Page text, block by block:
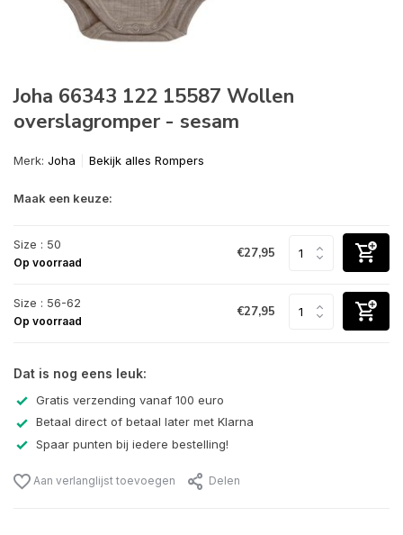
Joha 66343 122 15587 Wollen
overslagromper - sesam
Merk: Joha Bekijk alles Rompers
Maak een keuze:
Size : 50
Op voorraad
€27,95
Size : 56-62
Op voorraad
€27,95
Dat is nog eens leuk:
Gratis verzending vanaf 100 euro
Betaal direct of betaal later met Klarna
Spaar punten bij iedere bestelling!
Aan verlanglijst toevoegen Delen